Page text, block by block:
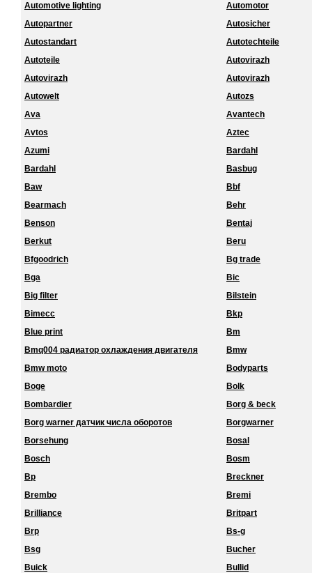
Automotive lighting
Automotor
Autopartner
Autosicher
Autostandart
Autotechteile
Autoteile
Autovirazh
Autovirazh
Autovirazh
Autowelt
Autozs
Ava
Avantech
Avtos
Aztec
Azumi
Bardahl
Bardahl
Basbug
Baw
Bbf
Bearmach
Behr
Benson
Bentaj
Berkut
Beru
Bfgoodrich
Bg trade
Bga
Bic
Big filter
Bilstein
Bimecc
Bkp
Blue print
Bm
Bmq004 радиатор охлаждения двигателя
Bmw
Bmw moto
Bodyparts
Boge
Bolk
Bombardier
Borg & beck
Borg warner датчик числа оборотов
Borgwarner
Borsehung
Bosal
Bosch
Bosm
Bp
Breckner
Brembo
Bremi
Brilliance
Britpart
Brp
Bs-g
Bsg
Bucher
Buick
Bullid